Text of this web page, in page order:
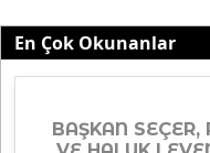
En Çok Okunanlar
BAŞKAN